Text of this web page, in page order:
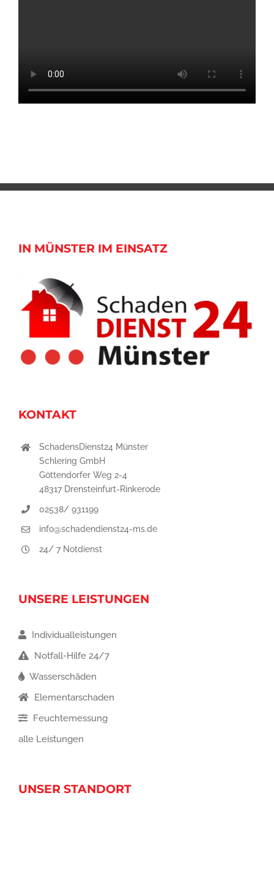
IN MÜNSTER IM EINSATZ
KONTAKT
SchadensDienst24 Münster
Schlering GmbH
Göttendorfer Weg 2-4
48317 Drensteinfurt-Rinkerode
02538/ 931199
info@schadendienst24-ms.de
24/ 7 Notdienst
UNSERE LEISTUNGEN
Individualleistungen
Notfall-Hilfe 24/7
Wasserschäden
Elementarschaden
Feuchtemessung
alle Leistungen
UNSER STANDORT